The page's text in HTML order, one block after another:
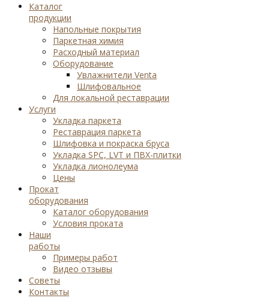
Каталог
продукции
Напольные покрытия
Паркетная химия
Расходный материал
Оборудование
Увлажнители Venta
Шлифовальное
Для локальной реставрации
Услуги
Укладка паркета
Реставрация паркета
Шлифовка и покраска бруса
Укладка SPC, LVT и ПВХ-плитки
Укладка лионолеума
Цены
Прокат
оборудования
Каталог оборудования
Условия проката
Наши
работы
Примеры работ
Видео отзывы
Советы
Контакты